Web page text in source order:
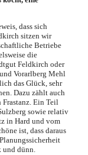
dass sich
sitzen wir
Betriebe
die
Feldkirch oder
Vorarlberg Mehl
das Glück, sehr
Dazu zählt auch
Frastanz. Ein Teil
sowie relativ
in Hard und vom
ist, dass daraus
und dünn.